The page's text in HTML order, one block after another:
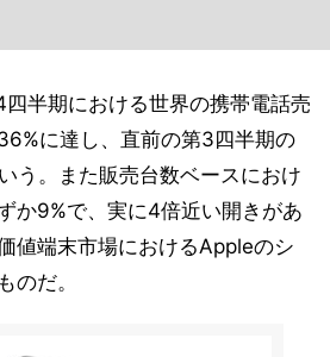
半期における世界の携帯電話売
に達し、直前の第3四半期の
う。また販売台数ベースにおけ
か9%で、実に4倍近い開きがあ
値端末市場におけるAppleのシ
のだ。